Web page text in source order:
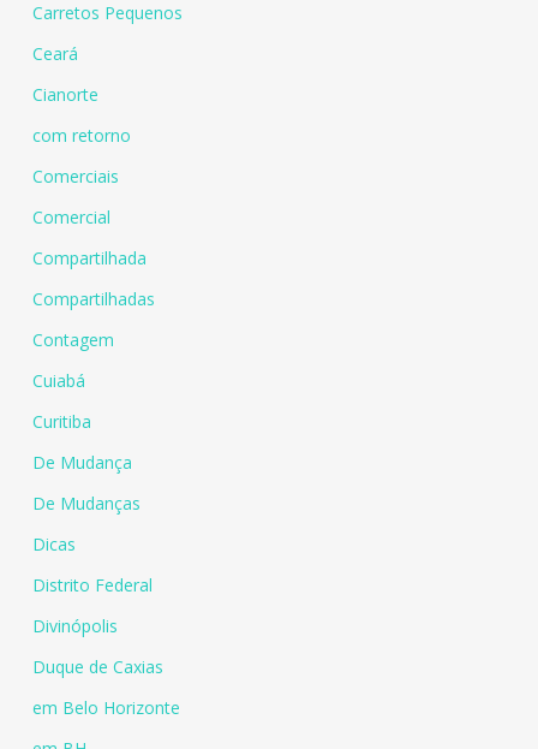
Carretos Pequenos
Ceará
Cianorte
com retorno
Comerciais
Comercial
Compartilhada
Compartilhadas
Contagem
Cuiabá
Curitiba
De Mudança
De Mudanças
Dicas
Distrito Federal
Divinópolis
Duque de Caxias
em Belo Horizonte